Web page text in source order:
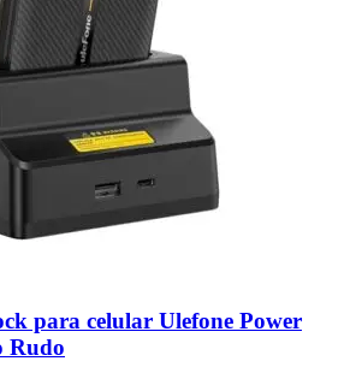
para celular Ulefone Power
Rudo